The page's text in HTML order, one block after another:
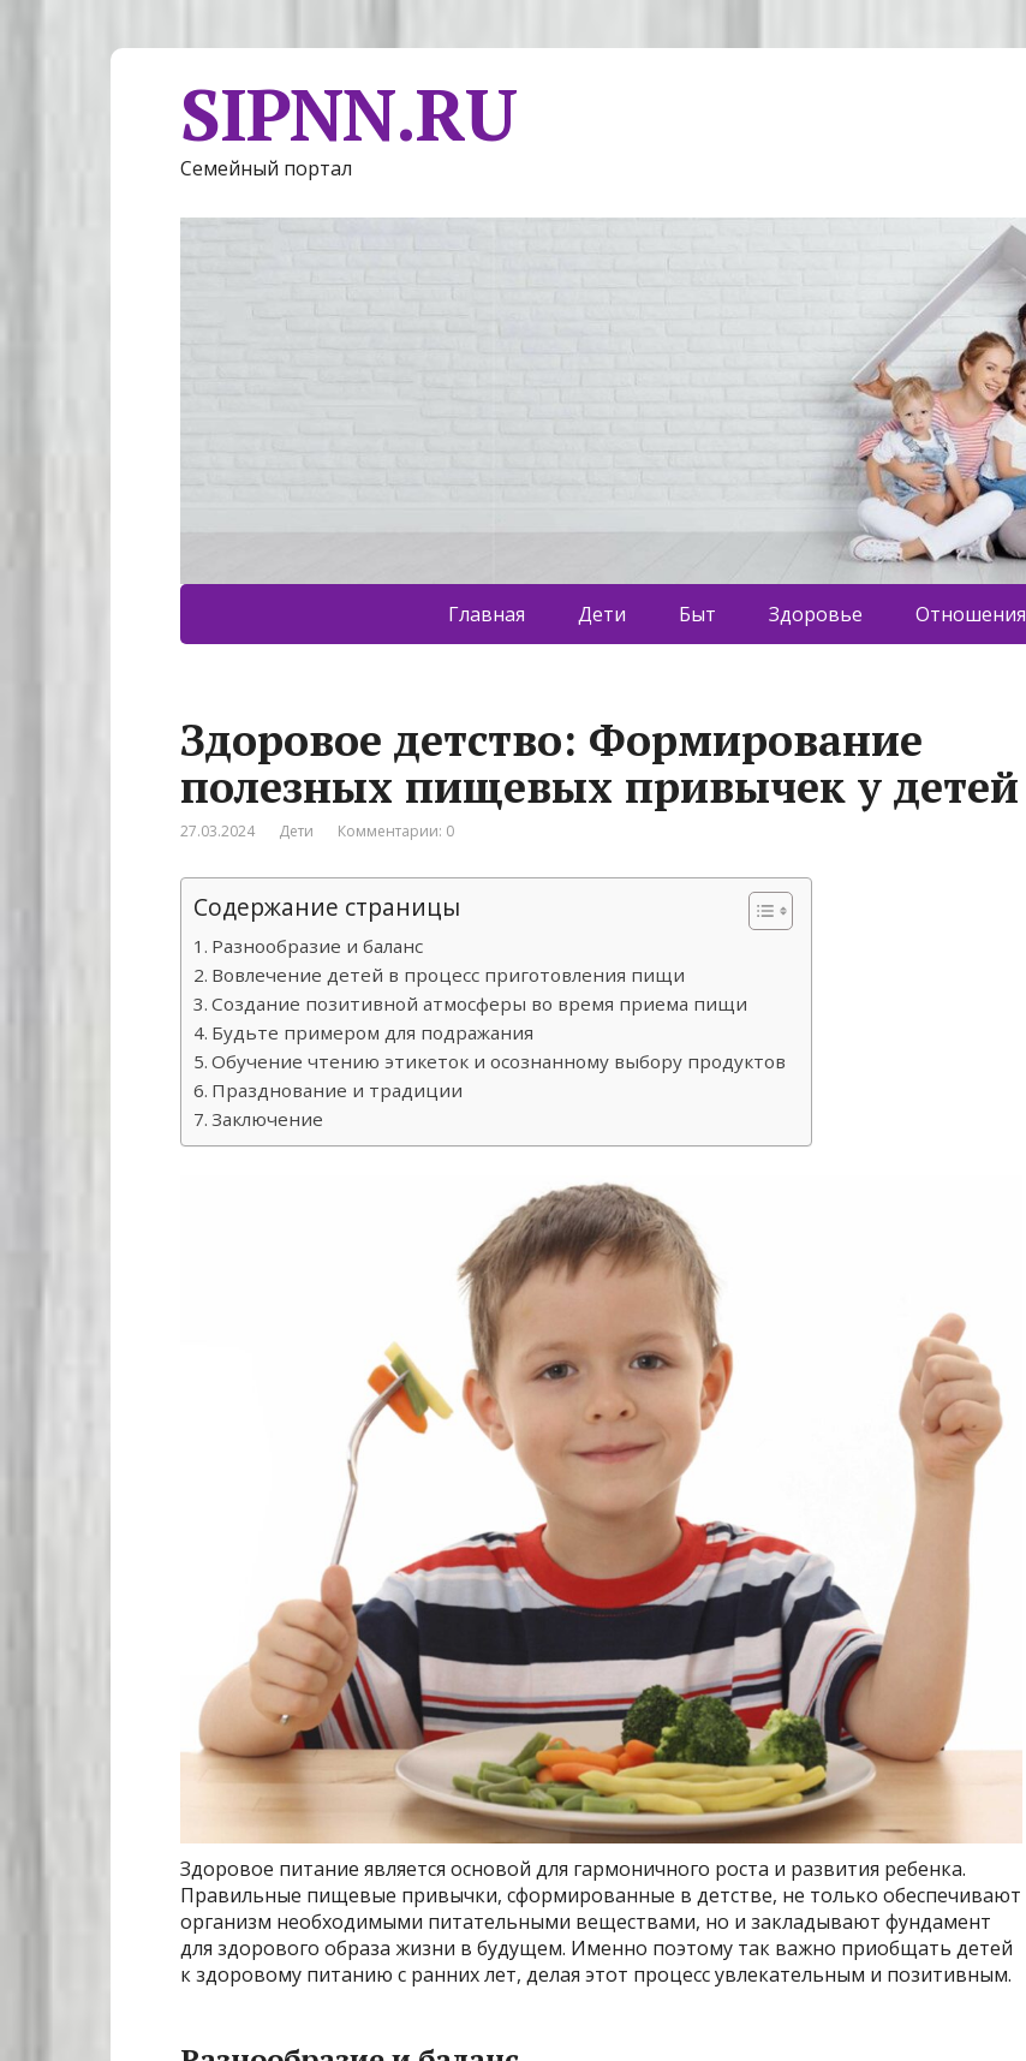
SIPNN.RU
Семейный портал
Главная Дети Быт Здоровье Отношения
Здоровое детство: Формирование
полезных пищевых привычек у детей
27.03.2024 Дети Комментарии: 0
Содержание страницы
Разнообразие и баланс
Вовлечение детей в процесс приготовления пищи
Создание позитивной атмосферы во время приема пищи
Будьте примером для подражания
Обучение чтению этикеток и осознанному выбору продуктов
Празднование и традиции
Заключение
Здоровое питание является основой для гармоничного роста и развития ребенка.
Правильные пищевые привычки, сформированные в детстве, не только обеспечивают
организм необходимыми питательными веществами, но и закладывают фундамент
для здорового образа жизни в будущем. Именно поэтому так важно приобщать детей
к здоровому питанию с ранних лет, делая этот процесс увлекательным и позитивным.